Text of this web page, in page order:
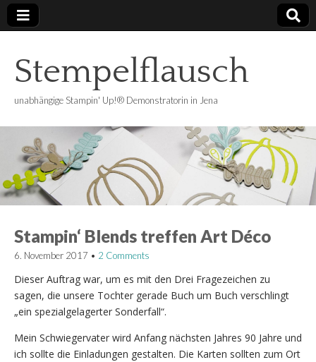
Stempelflausch
unabhängige Stampin' Up!® Demonstratorin in Jena
Stampin‘ Blends treffen Art Déco
6. November 2017 • 2 Comments
Dieser Auftrag war, um es mit den Drei Fragezeichen zu
sagen, die unsere Tochter gerade Buch um Buch verschlingt
„ein spezialgelagerter Sonderfall“.
Mein Schwiegervater wird Anfang nächsten Jahres 90 Jahre und
ich sollte die Einladungen gestalten. Die Karten sollten zum Ort